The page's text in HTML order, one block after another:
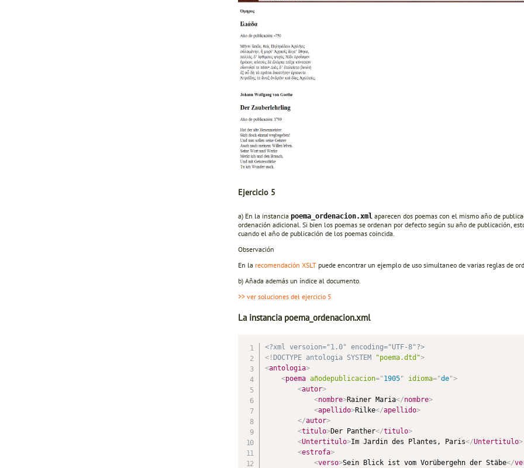
Ejercicio 5
a) En la instancia poema_ordenacion.xml aparecen dos poemas con el mismo año de
ordenación adicional. Si bien los poemas se ordenan por defecto según su año de publicación,
cuando el año de publicación de los poemas coincida.
Observación
En la recomendación XSLT puede encontrar un ejemplo de uso simultaneo de varias reglas de
b) Añada además un índice al documento.
>> ver soluciones del ejercicio 5
La instancia poema_ordenacion.xml
<?xml versoion="1.0" encoding="UTF-8"?>
<! DOCTYPE antologia SYSTEM "poema.dtd">
<antologia>
<poema añodepublicacion="1905" idioma="de">
<autor>
<nombre>Rainer Maria</nombre>
<apellido>Rilke</apellido>
</autor>
<titulo>Der Panther</titulo>
<Untertitulo>Im Jardin des Plantes, Paris</Untertitulo>
<estrofa>
<verso>Sein Blick ist vom Vorübergehn der Stäbe</